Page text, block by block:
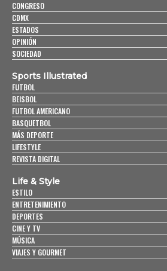
CONGRESO
CDMX
ESTADOS
OPINIÓN
SOCIEDAD
Sports Illustrated
FUTBOL
BEISBOL
FUTBOL AMERICANO
BASQUETBOL
MÁS DEPORTE
LIFESTYLE
REVISTA DIGITAL
Life & Style
ESTILO
ENTRETENIMIENTO
DEPORTES
CINE Y TV
MÚSICA
VIAJES Y GOURMET